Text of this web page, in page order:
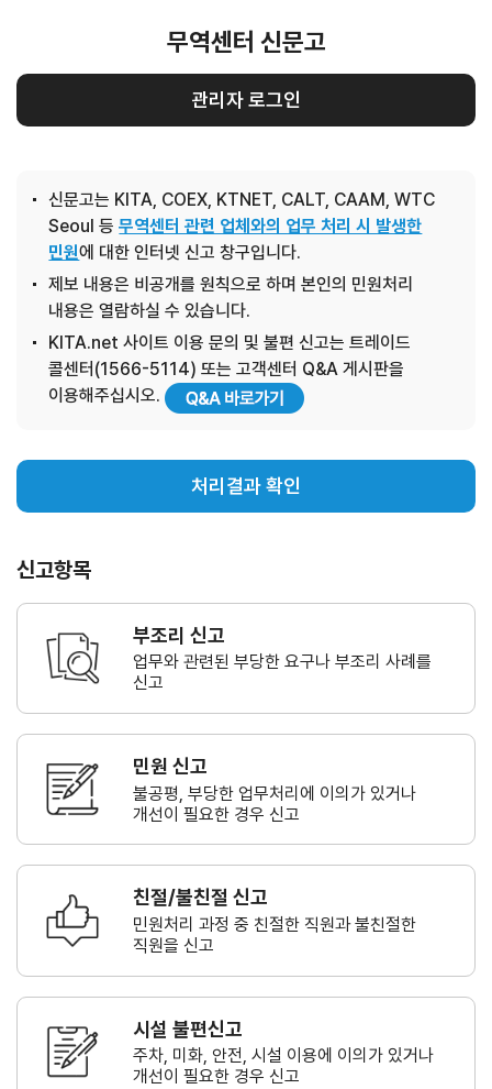
무역센터 신문고
관리자 로그인
신문고는 KITA, COEX, KTNET, CALT, CAAM, WTC
Seoul 등무역센터 관련 업체와의 업무 처리 시 발생한
민원에 대한 인터넷 신고 창구입니다.
제보 내용은 비공개를 원칙으로 하며 본인의 민원처리
내용은 열람하실 수 있습니다.
KITA.net 사이트 이용 문의 및 불편 신고는 트레이드
콜센터(1566-5114) 또는 고객센터 Q&A 게시판을
이용해주십시오.
처리결과 확인
신고항목
부조리 신고
업무와 관련된 부당한 요구나 부조리 사례를
신고
민원 신고
불공평, 부당한 업무처리에 이의가 있거나
개선이 필요한 경우 신고
친절/불친절 신고
민원처리 과정 중 친절한 직원과불친절한
직원을 신고
시설 불편신고
주차, 미화, 안전, 시설 이용에 이의가 있거나
개선이 필요한 경우 신고